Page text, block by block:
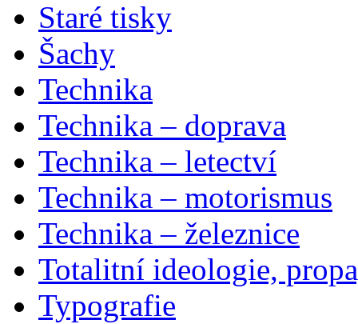
Staré tisky
Šachy
Technika
Technika – doprava
Technika – letectví
Technika – motorismus
Technika – železnice
Totalitní ideologie,
Typografie